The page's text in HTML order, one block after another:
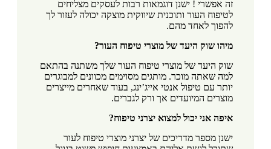
זה אפשרי ! ישנן דוגמאות רבות לעסקים מצליחים
לטיפוח העור ותוכנית שיווקית מוצקה יכולה לעזור לך
להפוך לאחד מהם.
מיהו שוק היעד של מוצרי טיפוח העור?
שוק היעד של מוצרי טיפוח העור שלך משתנה בהתאם
למה שאתה מוכר. מותגים מסוימים מכוונים למבוגרים
יותר עם טיפול אנטי אייג’ינג, בעוד שאחרים מייצרים
מוצרים המיועדים אך ורק לגברים.
איפה אני יכול למצוא יצרני טיפוח?
ישנן מספר מדריכים של יצרני מוצרי טיפוח לעור